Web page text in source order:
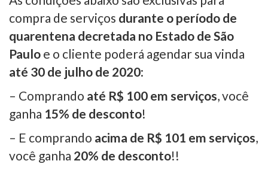
compra de serviços durante o período de
quarentena decretada no Estado de São
Paulo e o cliente poderá agendar sua vinda
até 30 de julho de 2020:
– Comprando até R$ 100 em serviços, você
ganha 15% de desconto!
– E comprando acima de R$ 101 em serviços,
você ganha 20% de desconto!!